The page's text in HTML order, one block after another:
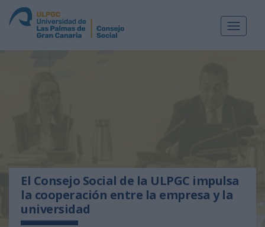
Toggle
El Consejo Social de la ULPGC impulsa
la cooperación entre la empresa y la
universidad